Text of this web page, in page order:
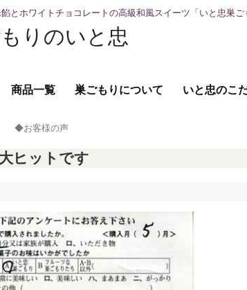
とホワイトチョコレートの高級和風スイーツ「いと忠巣
商品一覧 巣ごもりについて いと忠のこ
◆お客様の声
ヒットです